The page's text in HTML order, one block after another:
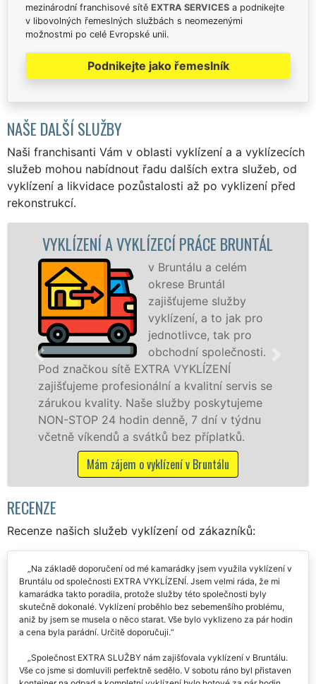
mezinárodní franchisové sítě EXTRA SERVICES a podnikejte
v libovolných řemeslných službách s neomezenými
možnostmi po celé Evropské unii.
Podnikejte jako řemeslník
NAŠE DALŠÍ SLUŽBY
Naši franchisanti Vám v oblasti vyklízení a a vyklízecích
služeb mohou nabídnout řadu dalších extra služeb, od
vyklízení a likvidace pozůstalosti až po vyklizení před
rekonstrukcí.
VYKLÍZECÍ PRÁCE A SLUŽBY BRUNTÁL
Společnost EXTRA
VYKLÍZENÍ zajištuje
prostřednictvím
franchisových poboček
levné, přesto kvalitní a
profesionální vyklízecí práce
v Bruntálu a okolí. Poskytujeme tuto službu
jak fyzickým, tak právnickým osobám se
zárukou kvalitně odvedené práce, a to NON-
STOP bez dalších příplatků.
Mám zájem o vyklízecí práce v Bruntálu
RECENZE
Recenze našich služeb vyklízení od zákazníků:
Na základě doporučení od mé kamarádky jsem využila vyklízení v
Bruntálu od společnosti EXTRA VYKLÍZENÍ. Jsem velmi ráda, že mi
kamarádka takto poradila, protože služby této společnosti byly
skutečně dokonalé. Vyklízení proběhlo bez sebemenšího problému,
aniž by jsem se musela o něco starat. Vše bylo vyklizeno za pár hodin
a cena byla parádní. Určitě doporučuji.
Společnost EXTRA SLUŽBY nám zajišťovala vyklízení v Bruntálu.
Vše co jsme si domluvili perfektně sedělo. V sobotu ráno byl přistaven